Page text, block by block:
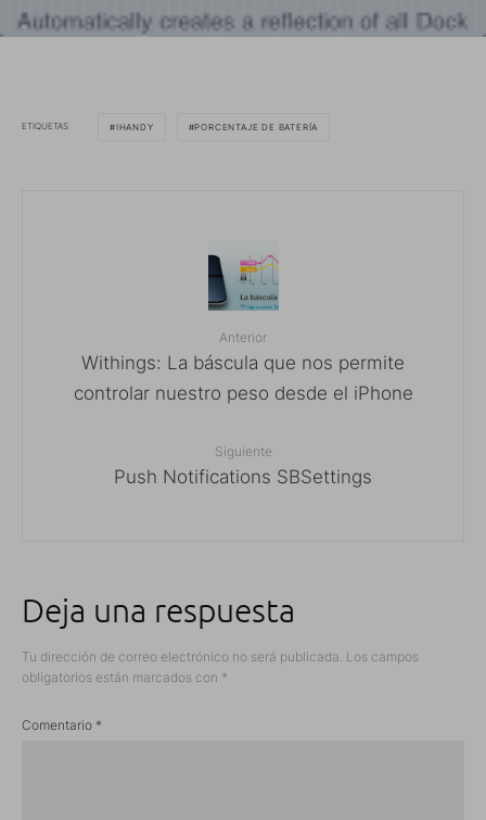
ETIQUETAS IHANDY PORCENTAJE DE BATERÍA
Anterior
Withings: La báscula que nos permite
controlar nuestro peso desde el iPhone
Siguiente
Push Notifications SBSettings
Deja una respuesta
Tu dirección de correo electrónico no será publicada. Los campos
obligatorios están marcados con *
Comentario *